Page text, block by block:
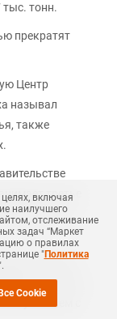
тыс. тонн.
прекратят
Центр
называл
также
третье
на фоне
Так, после
с
включая
наилучшего
отслеживание
задач “Маркет
о правилах
"Политика
Cookie